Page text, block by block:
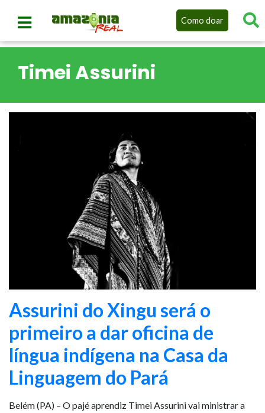
Como doar
Timei Assurini
Assurini do Xingu será o
primeiro a dar oficina de
língua indígena na Casa da
Linguagem do Pará
Belém (PA) – O pajé aprendiz Timei Assurini vai ministrar a